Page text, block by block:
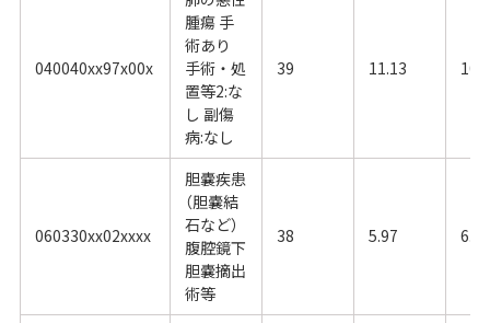
040040xx97x00x
腫瘍 手
術あり
手術・処
置等2:な
し 副傷
病:なし
39 11.13
060330xx02xxxx
胆嚢疾患
（胆嚢結
石など）
腹腔鏡下
胆嚢摘出
術等
38 5.97 6.41